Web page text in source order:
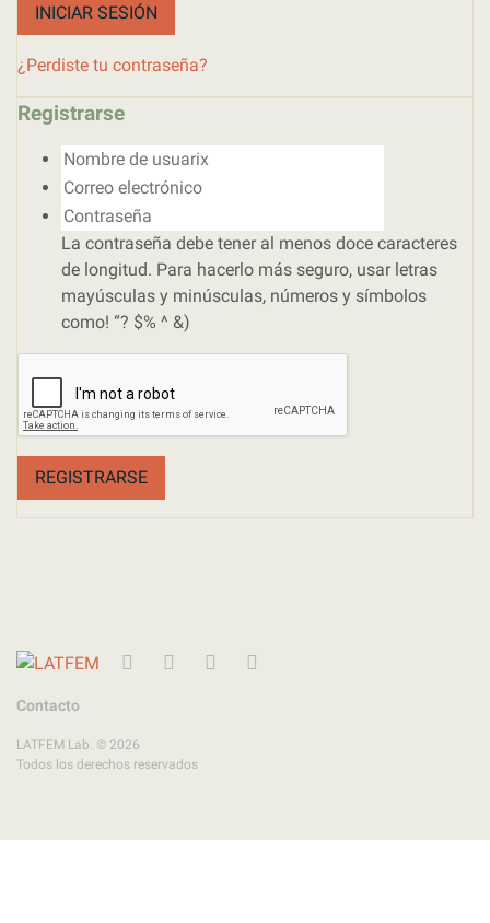
INICIAR SESIÓN
¿Perdiste tu contraseña?
Registrarse
Nombre de usuarix
Correo electrónico
Contraseña
La contraseña debe tener al menos doce caracteres
de longitud. Para hacerlo más seguro, usar letras
mayúsculas y minúsculas, números y símbolos
como! “? $% ^ &)
REGISTRARSE
Contacto
LATFEM Lab. © 2026
Todos los derechos reservados